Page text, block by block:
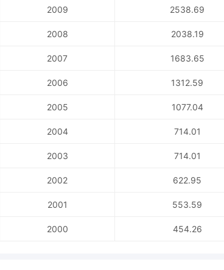
2009 2538.69
2008 2038.19
2007 1683.65
2006 1312.59
2005 1077.04
2004 714.01
2003 714.01
2002 622.95
2001 553.59
2000 454.26